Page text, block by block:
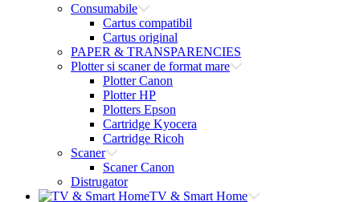
Consumabile
Cartus compatibil
Cartus original
PAPER & TRANSPARENCIES
Plotter si scaner de format mare
Plotter Canon
Plotter HP
Plotters Epson
Cartridge Kyocera
Cartridge Ricoh
Scaner
Scaner Canon
Distrugator
TV & Smart Home